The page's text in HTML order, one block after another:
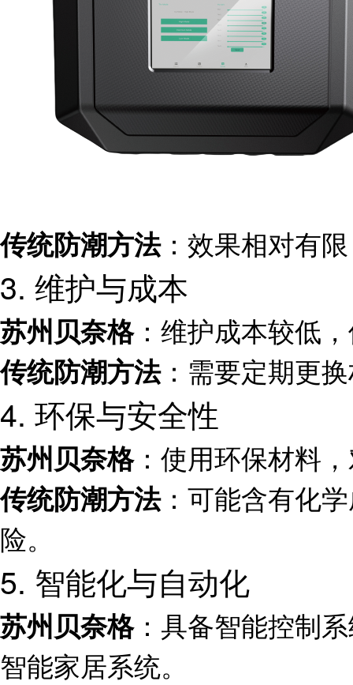
传统防潮方法：效果相对有
3. 维护与成本
苏州贝奈格：维护成本较低
传统防潮方法：需要定期更
4. 环保与安全性
苏州贝奈格：使用环保材料
传统防潮方法：可能含有化
险。
5. 智能化与自动化
苏州贝奈格：具备智能控制
智能家居系统。